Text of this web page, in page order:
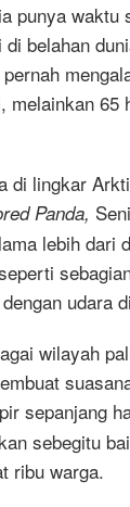
punya waktu
belahan
melainkan 65
di lingkar
Panda,
lebih dari
udara
wilayah
sepanjang
sebegitu
ribu warga.